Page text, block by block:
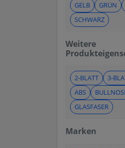
GELB GRÜN
SCHWARZ
Weitere
2-BLATT 3-
ABS
GLASFASER
Marken